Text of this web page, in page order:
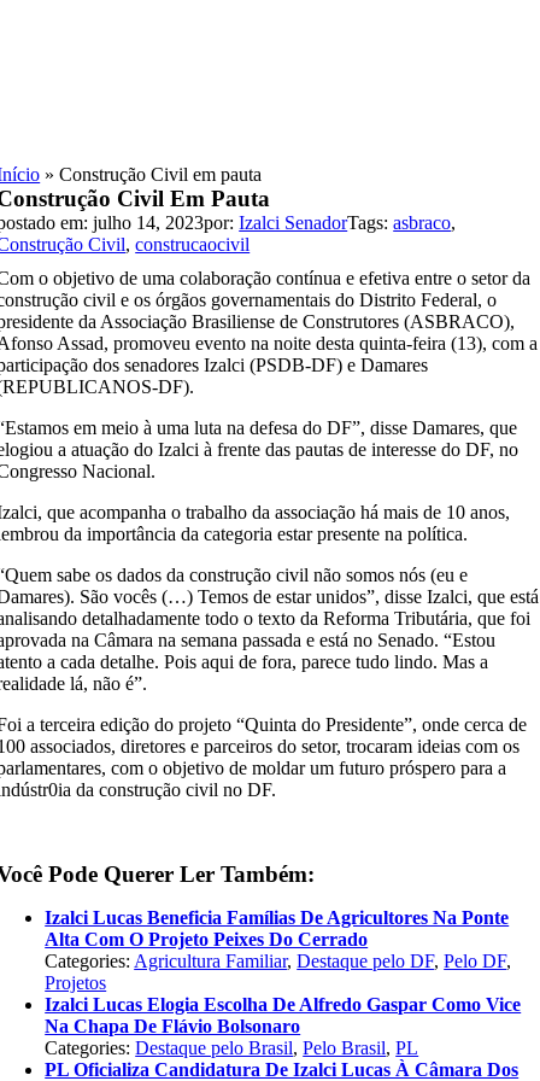
»Construção Civil em pauta
Civil Em Pauta
em: julho 14, 2023por:Izalci SenadorTags:asbraco,
Civil,construcaocivil
o objetivo de uma colaboração contínua e efetiva entre o setor da
civil e os órgãos governamentais do Distrito Federal, o
da Associação Brasiliense de Construtores (ASBRACO),
Assad, promoveu evento na noite desta quinta-feira (13), com a
dos senadores Izalci (PSDB-DF) e Damares
DF).
em meio à uma luta na defesa do DF”, disse Damares, que
a atuação do Izalci à frente das pautas de interesse do DF, no
Nacional.
que acompanha o trabalho da associação há mais de 10 anos,
da importância da categoria estar presente na política.
sabe os dados da construção civil não somos nós (eu e
São vocês (…) Temos de estar unidos”, disse Izalci, que está
detalhadamente todo o texto da Reforma Tributária, que foi
na Câmara na semana passada e está no Senado. “Estou
a cada detalhe. Pois aqui de fora, parece tudo lindo. Mas a
lá, não é”.
a terceira edição do projeto “Quinta do Presidente”, onde cerca de
associados, diretores e parceiros do setor, trocaram ideias com os
com o objetivo de moldar um futuro próspero para a
da construção civil no DF.
Pode Querer Ler Também:
Izalci Lucas Beneficia Famílias De Agricultores Na Ponte
Alta Com O Projeto Peixes Do Cerrado
Categories: Agricultura Familiar,Destaque pelo DF,Pelo DF,
Projetos
Izalci Lucas Elogia Escolha De Alfredo Gaspar Como Vice
Na Chapa De Flávio Bolsonaro
Categories:Destaque pelo Brasil,Pelo Brasil,PL
PL Oficializa Candidatura De Izalci Lucas À Câmara Dos